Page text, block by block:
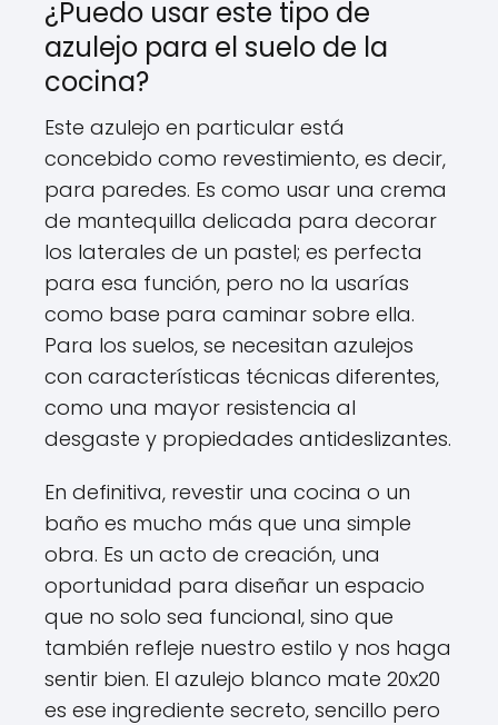
¿Puedo usar este tipo de
azulejo para el suelo de la
cocina?
Este azulejo en particular está
concebido como revestimiento, es decir,
para paredes. Es como usar una crema
de mantequilla delicada para decorar
los laterales de un pastel; es perfecta
para esa función, pero no la usarías
como base para caminar sobre ella.
Para los suelos, se necesitan azulejos
con características técnicas diferentes,
como una mayor resistencia al
desgaste y propiedades antideslizantes.
En definitiva, revestir una cocina o un
baño es mucho más que una simple
obra. Es un acto de creación, una
oportunidad para diseñar un espacio
que no solo sea funcional, sino que
también refleje nuestro estilo y nos haga
sentir bien. El azulejo blanco mate 20x20
es ese ingrediente secreto, sencillo pero